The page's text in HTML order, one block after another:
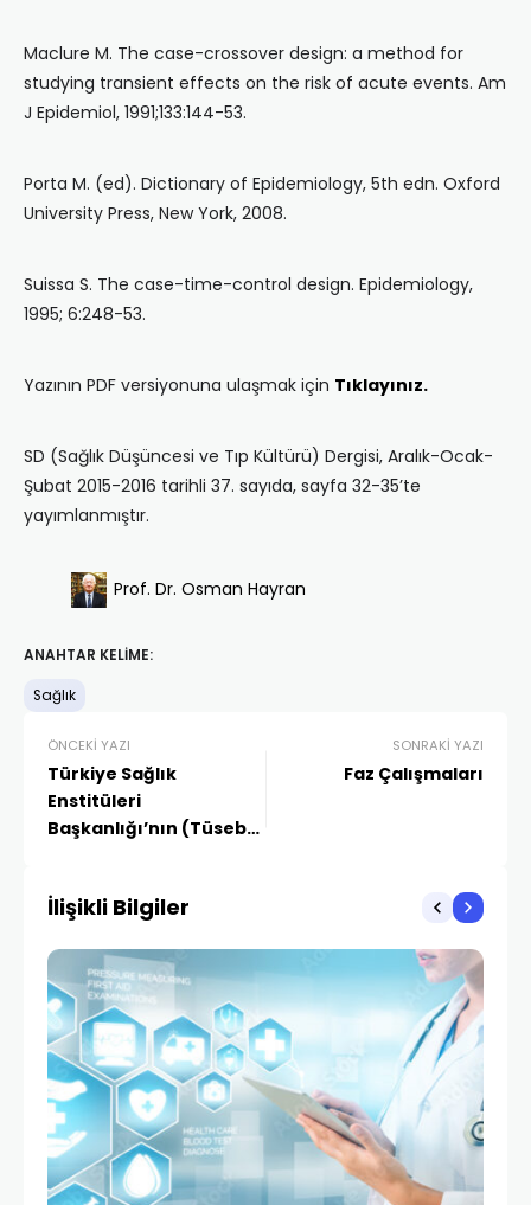
Maclure M. The case-crossover design: a method for
studying transient effects on the risk of acute events. Am
J Epidemiol, 1991;133:144-53.
Porta M. (ed). Dictionary of Epidemiology, 5th edn. Oxford
University Press, New York, 2008.
Suissa S. The case-time-control design. Epidemiology,
1995; 6:248-53.
Yazının PDF versiyonuna ulaşmak için Tıklayınız.
SD (Sağlık Düşüncesi ve Tıp Kültürü) Dergisi, Aralık-Ocak-
Şubat 2015-2016 tarihli 37. sayıda, sayfa 32-35’te
yayımlanmıştır.
Prof. Dr. Osman Hayran
ANAHTAR KELIME:
Sağlık
ÖNCEKI YAZI
Türkiye Sağlık
Enstitüleri
Başkanlığı’nın (Tüseb)
SONRAKI YAZI
Faz Çalışmaları
İlişikli Bilgiler